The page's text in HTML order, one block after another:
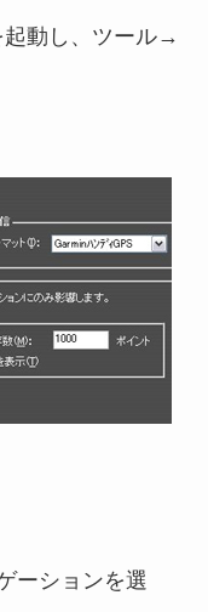
起動し、ツール→
ーションを選